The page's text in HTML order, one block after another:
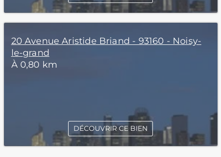
20 Avenue Aristide Briand - 93160 - Noisy-
le-grand
À 0,80 km
DÉCOUVRIR CE BIEN